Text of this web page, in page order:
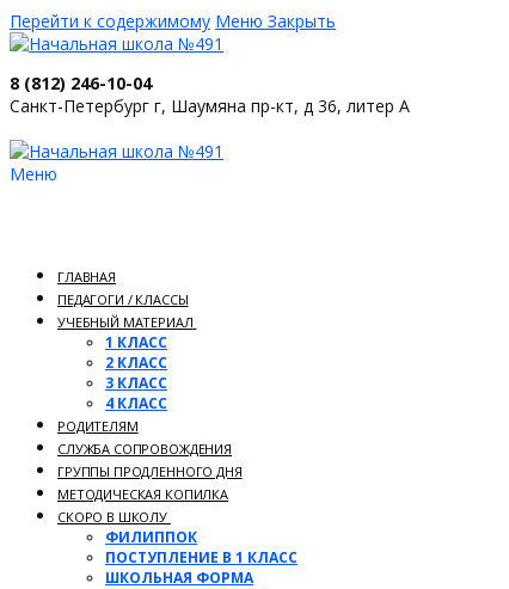
Перейти к содержимому Меню Закрыть
8 (812) 246-10-04
Санкт-Петербург г, Шаумяна пр-кт, д 36, литер А
Меню
ГЛАВНАЯ
ПЕДАГОГИ / КЛАССЫ
УЧЕБНЫЙ МАТЕРИАЛ
1 КЛАСС
2 КЛАСС
3 КЛАСС
4 КЛАСС
РОДИТЕЛЯМ
СЛУЖБА СОПРОВОЖДЕНИЯ
ГРУППЫ ПРОДЛЕННОГО ДНЯ
МЕТОДИЧЕСКАЯ КОПИЛКА
СКОРО В ШКОЛУ
ФИЛИППОК
ПОСТУПЛЕНИЕ В 1 КЛАСС
ШКОЛЬНАЯ ФОРМА